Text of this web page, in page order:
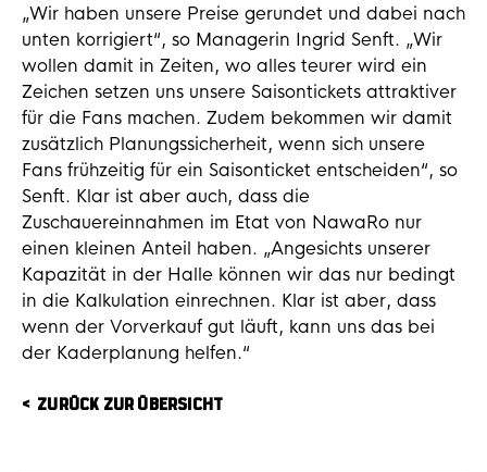
„Wir haben unsere Preise gerundet und dabei nach
unten korrigiert“, so Managerin Ingrid Senft. „Wir
wollen damit in Zeiten, wo alles teurer wird ein
Zeichen setzen uns unsere Saisontickets attraktiver
für die Fans machen. Zudem bekommen wir damit
zusätzlich Planungssicherheit, wenn sich unsere
Fans frühzeitig für ein Saisonticket entscheiden“, so
Senft. Klar ist aber auch, dass die
Zuschauereinnahmen im Etat von NawaRo nur
einen kleinen Anteil haben. „Angesichts unserer
Kapazität in der Halle können wir das nur bedingt
in die Kalkulation einrechnen. Klar ist aber, dass
wenn der Vorverkauf gut läuft, kann uns das bei
der Kaderplanung helfen.“
ZURÜCK ZUR ÜBERSICHT